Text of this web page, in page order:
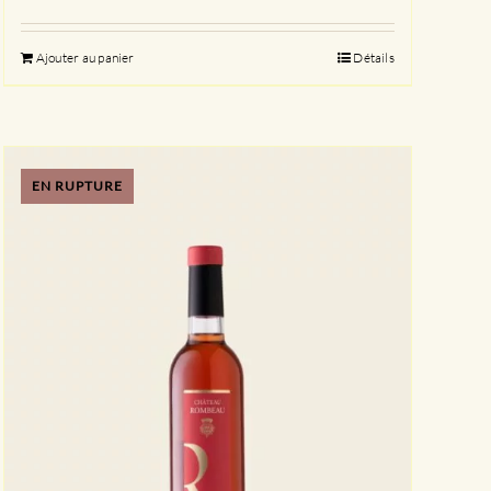
Ajouter au panier Détails
EN RUPTURE